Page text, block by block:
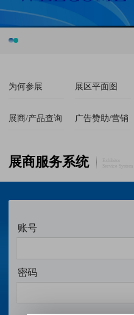
为何参展 展区平面图
展商/产品查询 广告赞助/营销
展商服务系统
账号
密码